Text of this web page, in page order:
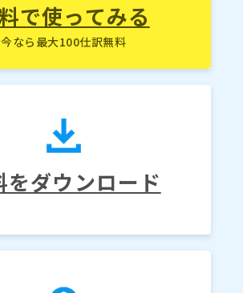
で使ってみる
今なら最大100仕訳無料
をダウンロード